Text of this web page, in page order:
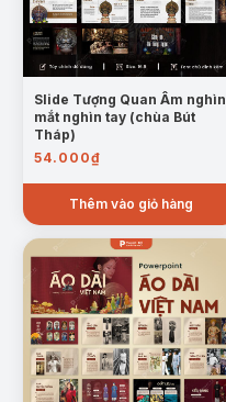
Slide Tượng Quan Âm nghìn
mắt nghìn tay (chùa Bút
Tháp)
54.000₫
Thêm vào giỏ hàng